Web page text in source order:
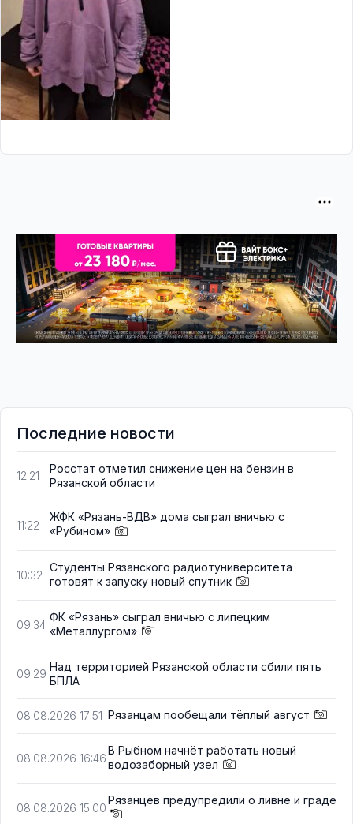
Последние новости
12:21
Росстат отметил снижение цен на бензин в
Рязанской области
11:22
ЖФК «Рязань-ВДВ» дома сыграл вничью с
«Рубином»
10:32
Студенты Рязанского радиотуниверситета
готовят к запуску новый спутник
09:34
ФК «Рязань» сыграл вничью с липецким
«Металлургом»
09:29
Над территорией Рязанской области сбили пять
БПЛА
08.08.2026 17:51 Рязанцам пообещали тёплый август
08.08.2026 16:46
В Рыбном начнёт работать новый
водозаборный узел
08.08.2026 15:00
Рязанцев предупредили о ливне и граде